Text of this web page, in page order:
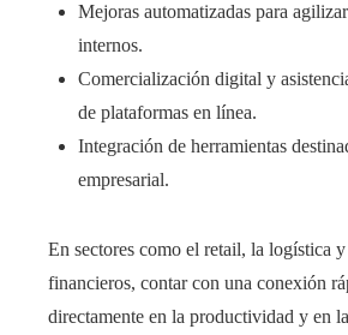
Mejoras automatizadas para
internos.
Comercialización digital y
de plataformas en línea.
Integración de herramientas
empresarial.
En sectores como el retail, la logística
financieros, contar con una conexión
directamente en la productividad y en